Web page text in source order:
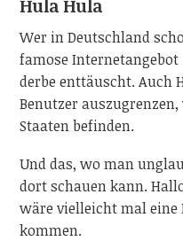
Hula Hula
Wer in Deutschland
famose Internetangebot
derbe enttäuscht. Auch
Benutzer
Staaten befinden.
Und das, wo man
dort schauen kann.
wäre vielleicht mal
kommen.